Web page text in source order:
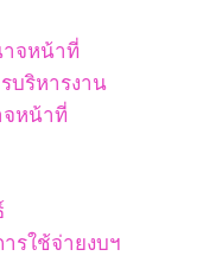
าจหน้าที่
บริหารงาน
หน้าที่
รใช้จ่ายงบฯ